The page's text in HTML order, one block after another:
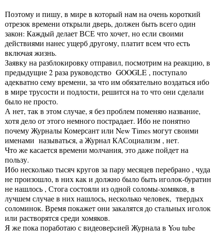
Поэтому и пишу, в мире в который нам на очень короткий
отрезок времени открыли дверь, должен быть всего один
закон: Каждый делает ВСЕ что хочет, но если своими
действиями нанес ущерб другому, платит всем что есть
включая жизнь.
Заявку на разблокировку отправил, посмотрим на реакцию, в
предыдущие 2 раза руководство GOOGLE , поступало
адекватно сему времени, за что им обязательно воздаться ибо
в мире трусости и подлости, решится на то что они сделали
было не просто.
А нет, так в этом случае, я без проблем поменяю название,
хотя дело от этого немного пострадает. Ибо не понятно
почему Журналы Комерсант или New Times могут своими
именами называться, а Журнал КАСоциализм , нет.
Что же касается времени молчания, это даже пойдет на
пользу.
Ибо несколько тысяч кругов за пару месяцев перебрано , чуда
не произошло, в них как и должно было быть иголок-буратин
не нашлось , Стога состояли из одной соломы-хомяков, в
лучшем случае в них нашлось, несколько человек, твердых
соломинок. Время покажет они закалятся до стальных иголок
или растворятся среди хомяков.
Я же пока поработаю с видеоверcией Журнала в You tube